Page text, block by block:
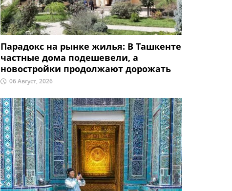
Парадокс на рынке жилья: В Ташкенте
частные дома подешевели, а
новостройки продолжают дорожать
06 Август, 2026